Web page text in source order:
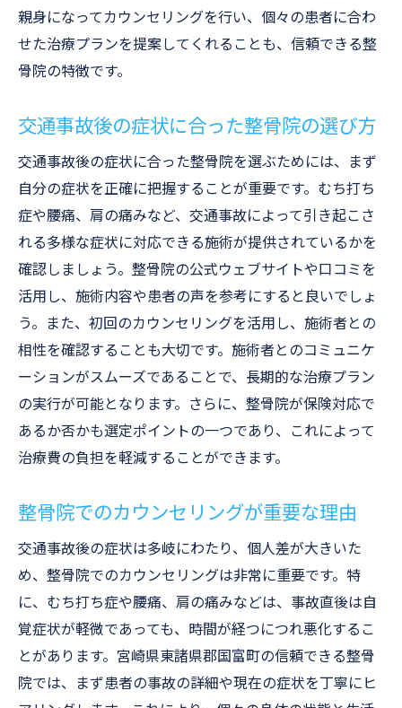
整骨院での個別リハビリプランの作成
リハビリ中の患者支援体制
由
整骨院選びで考慮すべきリハビリの質
交通事故特有のむち打ち症に整骨院が提供する
効果的なアプローチ
むち打ち症への整骨院での治療法
整骨院でのむち打ち症対応の専門スタッフ
の重要性
むち打ち症に効く整骨院でのリハビリメソ
ッド
整骨院のむち打ち症ケアの実績と信頼性
痛みの原因を追求する整骨院のアプローチ
むち打ち症治療で患者が得られる安心感
か
肩の痛みに対応する整骨院の施術の流れ
整骨院での痛みの部位に特化した施術法
腰痛・肩の痛みに対する整骨院の最新技術
整骨院での痛み緩和プログラムの効果
個々の症状に応じた整骨院でのケアプラン
親身になってカウンセリングを行い、個々の患者に合わ
せた治療プランを提案してくれることも、信頼できる整
骨院の特徴です。
交通事故後の症状に合った整骨院の選び方
交通事故後の症状に合った整骨院を選ぶためには、まず
自分の症状を正確に把握することが重要です。むち打ち
症や腰痛、肩の痛みなど、交通事故によって引き起こさ
れる多様な症状に対応できる施術が提供されているかを
確認しましょう。整骨院の公式ウェブサイトや口コミを
活用し、施術内容や患者の声を参考にすると良いでしょ
う。また、初回のカウンセリングを活用し、施術者との
相性を確認することも大切です。施術者とのコミュニケ
ーションがスムーズであることで、長期的な治療プラン
の実行が可能となります。さらに、整骨院が保険対応で
あるか否かも選定ポイントの一つであり、これによって
治療費の負担を軽減することができます。
整骨院でのカウンセリングが重要な理由
交通事故後の症状は多岐にわたり、個人差が大きいた
め、整骨院でのカウンセリングは非常に重要です。特
に、むち打ち症や腰痛、肩の痛みなどは、事故直後は自
覚症状が軽微であっても、時間が経つにつれ悪化するこ
とがあります。宮崎県東諸県郡国富町の信頼できる整骨
院では、まず患者の事故の詳細や現在の症状を丁寧にヒ